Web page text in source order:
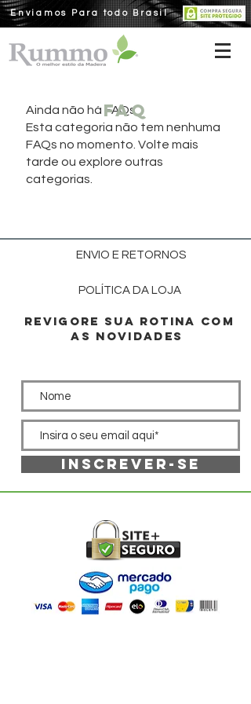
Enviamos Para todo Brasil
Ainda não há FAQs
Esta categoria não tem nenhuma
FAQs no momento. Volte mais
tarde ou explore outras
categorias.
faq
ENVIO E RETORNOS
POLÍTICA DA LOJA
REVIGORE SUA ROTINA COM
AS NOVIDADES
Inscrever-se